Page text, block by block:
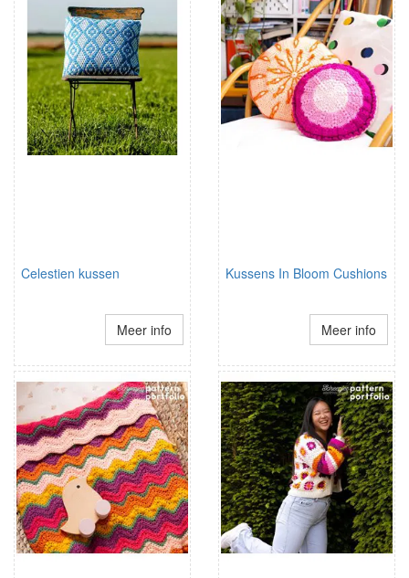
Celestien kussen
Meer info
Kussens In Bloom Cushions
Meer info